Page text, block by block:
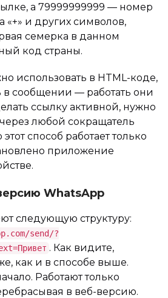
а 79999999999 — номер
«+» и других символов,
семерка в данном
код страны.
использовать в HTML-коде,
в сообщении — работать они
ссылку активной, нужно
любой сокращатель
способ работает только
приложение
WhatsApp
следующую структуру:
send/?
. Как видите,
как и в способе выше.
Работают только
в веб-версию.